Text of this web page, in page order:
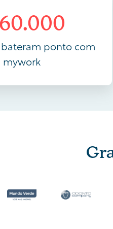
ponto com
mywork